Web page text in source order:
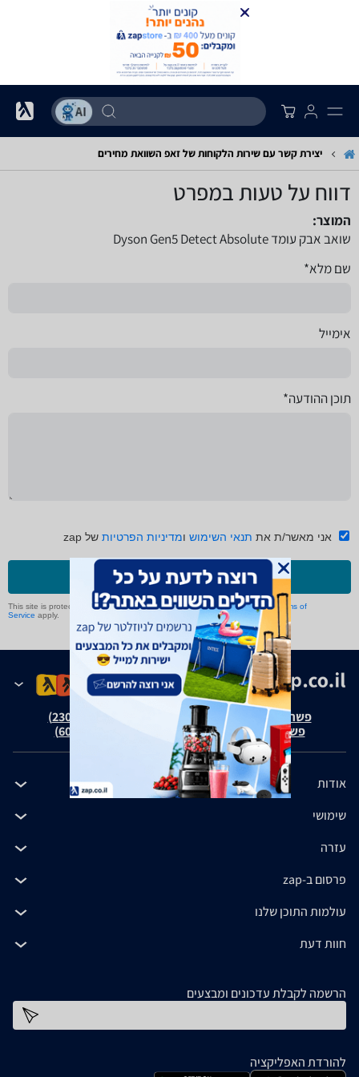
יצירת קשר עם שירות הלקוחות של זאפ השוואת מחירים
דווח על טעות במפרט
המוצר:
שואב אבק עומד Dyson Gen5 Detect Absolute
שם מלא*
אימייל
תוכן ההודעה*
אני מאשר/ת את תנאי השימוש ומדיניות הפרטיות של zap
שליחה
This site is protected by reCAPTCHA and the GooglePrivacy Policyand Terms of
Service apply.
פשרה בת"צ אבנצ'יק נ' זאפ גרופ (ת"צ 23008-08-20)
פשרה בת"צ כהנים נ' זאפ גרופ (ת"צ 60371-12-19)
אודות
שימושי
עזרה
פרסום ב-zap
עולמות התוכן שלנו
חוות דעת
הרשמה לקבלת עדכונים ומבצעים
להורדת האפליקציה